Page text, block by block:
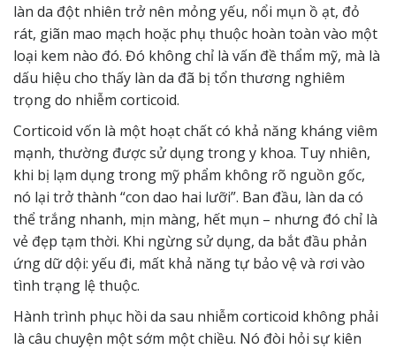
làn da đột nhiên trở nên mỏng yếu, nổi mụn ồ ạt, đỏ
rát, giãn mao mạch hoặc phụ thuộc hoàn toàn vào một
loại kem nào đó. Đó không chỉ là vấn đề thẩm mỹ, mà là
dấu hiệu cho thấy làn da đã bị tổn thương nghiêm
trọng do nhiễm corticoid.
Corticoid vốn là một hoạt chất có khả năng kháng viêm
mạnh, thường được sử dụng trongy khoa. Tuy nhiên,
khi bị lạm dụng trong mỹ phẩm không rõ nguồn gốc,
nó lại trở thành “con dao hai lưỡi”. Ban đầu, làn da có
thể trắng nhanh, mịn màng, hết mụn – nhưng đó chỉ là
vẻ đẹp tạm thời. Khi ngừng sử dụng, da bắt đầu phản
ứng dữ dội: yếu đi, mất khả năng tự bảo vệ và rơi vào
tình trạng lệ thuộc.
Hành trình phục hồi da sau nhiễm corticoid không phải
là câu chuyện một sớm một chiều. Nó đòi hỏi sự kiên